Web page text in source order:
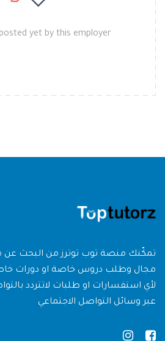
yet by this employer.
تمكّنك منصة توب توترز من البحث
مجال وطلب دروس خاصة او دورات خاصة
لأي استفسارات او طلبات لاتتردد
عبر وسائل التواصل الاجتماعي